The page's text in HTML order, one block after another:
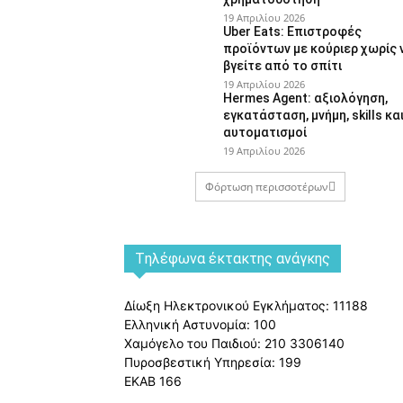
19 Απριλίου 2026
Uber Eats: Επιστροφές
προϊόντων με κούριερ χωρίς
βγείτε από το σπίτι
19 Απριλίου 2026
Hermes Agent: αξιολόγηση,
εγκατάσταση, μνήμη, skills
αυτοματισμοί
19 Απριλίου 2026
Φόρτωση περισσοτέρων
Tηλέφωνα έκτακτης ανάγκης
Δίωξη Ηλεκτρονικού Εγκλήματος: 11188
Ελληνική Αστυνομία: 100
Χαμόγελο του Παιδιού: 210 3306140
Πυροσβεστική Υπηρεσία: 199
ΕΚΑΒ 166